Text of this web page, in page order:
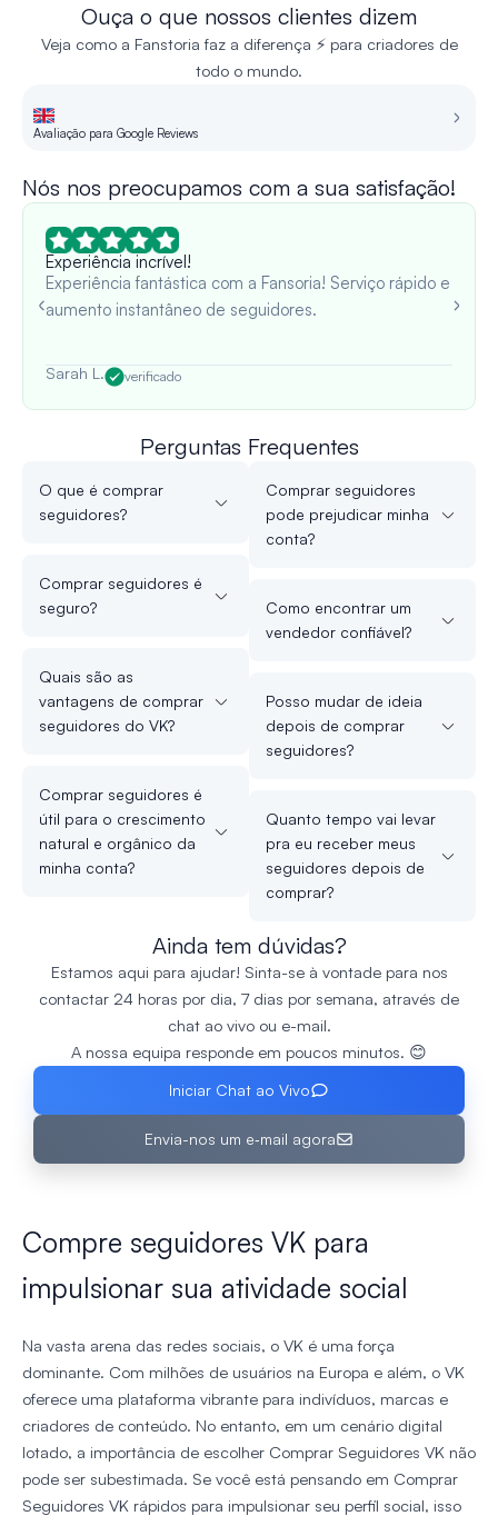
Ouça o que nossos clientes dizem
Veja como a Fanstoria faz a diferença ⚡ para criadores de
todo o mundo.
Avaliação para Google Reviews
Nós nos preocupamos com a sua satisfação!
Experiência incrível!
Experiência fantástica com a Fansoria! Serviço rápido e
aumento instantâneo de seguidores.
Sarah L. verificado
Perguntas Frequentes
O que é comprar
seguidores?
Comprar seguidores é
seguro?
Quais são as
vantagens de comprar
seguidores do VK?
Comprar seguidores é
útil para o crescimento
natural e orgânico da
minha conta?
Comprar seguidores
pode prejudicar minha
conta?
Como encontrar um
vendedor confiável?
Posso mudar de ideia
depois de comprar
seguidores?
Quanto tempo vai levar
pra eu receber meus
seguidores depois de
comprar?
Ainda tem dúvidas?
Estamos aqui para ajudar! Sinta-se à vontade para nos
contactar 24 horas por dia, 7 dias por semana, através de
chat ao vivo ou e-mail.
A nossa equipa responde em poucos minutos. 😊
Iniciar Chat ao Vivo
Envia-nos um e‑mail agora
Compre seguidores VK para
impulsionar sua atividade social
Na vasta arena das redes sociais, o VK é uma força
dominante. Com milhões de usuários na Europa e além, o VK
oferece uma plataforma vibrante para indivíduos, marcas e
criadores de conteúdo. No entanto, em um cenário digital
lotado, a importância de escolher Comprar Seguidores VK não
pode ser subestimada. Se você está pensando em Comprar
Seguidores VK rápidos para impulsionar seu perfil social, isso